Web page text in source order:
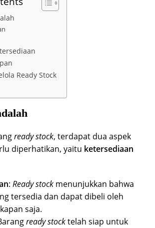
Ready Stock
ready stock, terdapat dua aspek
diperhatikan, yaitu ketersediaan
: Ready stock menunjukkan bahwa
tersedia dan dapat dibeli oleh
saja.
ready stocktelah siap untuk